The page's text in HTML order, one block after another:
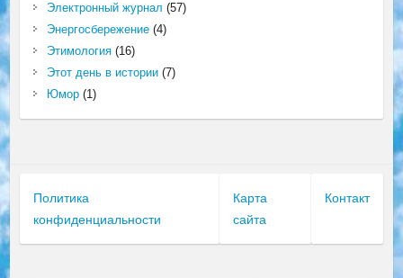
Электронный журнал (57)
Энергосбережение(4)
Этимология(16)
Этот день в истории(7)
Юмор(1)
Политика
конфиденциальности
Карта
сайта
Контакт